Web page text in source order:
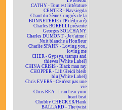
CATHY - Tout est littérature
CENTER - Navsiegda
Chant du 7ème Congrès de la
BONNETERIE (TP dédicacé)
Charles BORELLI présente
Georges SOLCHANY
Charles DUMONT - Je t'aime /
Nuit blanche à Honfleur
Charlie SPAHN - Loving you,
loving me
CHER - Gypsys, tramps and
thieves [White Label]
CHINA CRISIS - Black man ray
CHOPPER - Lili/Heidi bleib
blu [White Label]
Chris EVERS - Ce n'est pas une
vie
Chris REA - I can hear your
heart beat
Chubby CHECKER/Hank
BALLARD - The twist